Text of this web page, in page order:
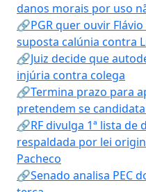
danos morais por uso
🔗PGR quer ouvir
suposta calúnia contra
🔗Juiz decide que
injúria contra colega
🔗Termina prazo para
pretendem se
🔗RF divulga 1ª lista de
respaldada por lei
Pacheco
🔗Senado analisa PEC